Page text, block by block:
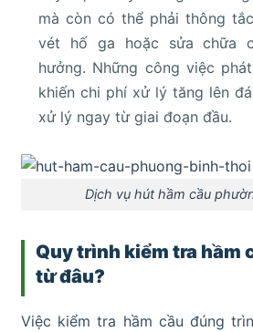
mà còn có thể phải thông
vét hố ga hoặc sửa chữa
hưởng. Những công việc
khiến chi phí xử lý tăng lên
xử lý ngay từ giai đoạn đầu.
Dịch vụ hút hầm cầu
Quy trình kiểm tra hầm
từ đâu?
Việc kiểm tra hầm cầu đúng